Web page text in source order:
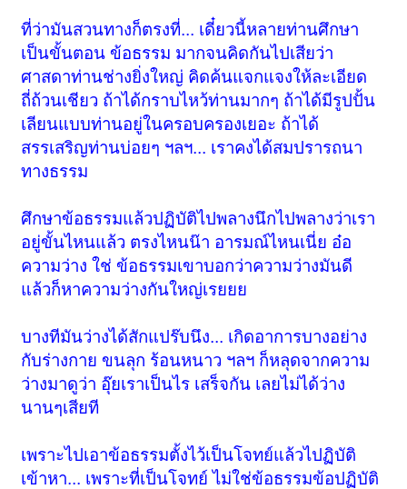
ที่ว่ามันสวนทางก็ตรงที่... เดี๋ยวนี้หลายท่านศึกษา
เป็นขั้นตอน ข้อธรรม มากจนคิดกันไปเสียว่า
ศาสดาท่านช่างยิ่งใหญ่ คิดค้นแจกแจงให้ละเอียด
ถี่ถ้วนเชียว ถ้าได้กราบไหว้ท่านมากๆ ถ้าได้มีรูปปั้น
เลียนแบบท่านอยู่ในครอบครองเยอะ ถ้าได้
สรรเสริญท่านบ่อยๆ ฯลฯ... เราคงได้สมปรารถนา
ทางธรรม
ศึกษาข้อธรรมแล้วปฏิบัติไปพลางนึกไปพลางว่าเรา
อยู่ขั้นไหนแล้ว ตรงไหนน๊า อารมณ์ไหนเนี่ย อ๋อ
ความว่าง ใช่ ข้อธรรมเขาบอกว่าความว่างมันดี
แล้วก็หาความว่างกันใหญ่เรยยย
บางทีมันว่างได้สักแปร๊บนึง... เกิดอาการบางอย่าง
กับร่างกาย ขนลุก ร้อนหนาว ฯลฯ ก็หลุดจากความ
ว่างมาดูว่า อุ๊ยเราเป็นไร เสร็จกัน เลยไม่ได้ว่าง
นานๆเสียที
เพราะไปเอาข้อธรรมตั้งไว้เป็นโจทย์แล้วไปฏิบัติ
เข้าหา... เพราะที่เป็นโจทย์ ไม่ใช่ข้อธรรมข้อปฏิบัติ